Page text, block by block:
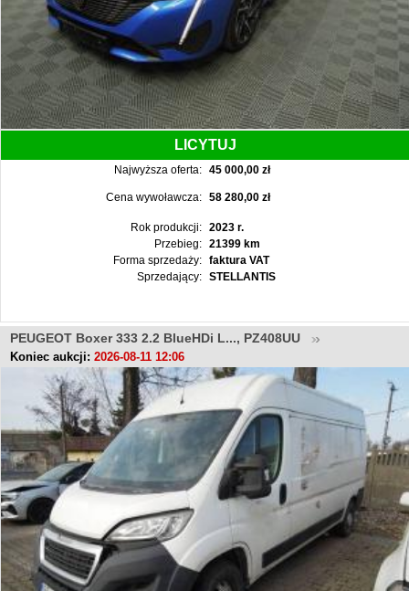
LICYTUJ
Najwyższa oferta: 45 000,00 zł
Cena wywoławcza: 58 280,00 zł
Rok produkcji:
2023 r.
Przebieg:
21399 km
Forma sprzedaży:
faktura VAT
Sprzedający:
STELLANTIS
PEUGEOT Boxer 333 2.2 BlueHDi L..., PZ408UU
Koniec aukcji: 2026-08-11 12:06